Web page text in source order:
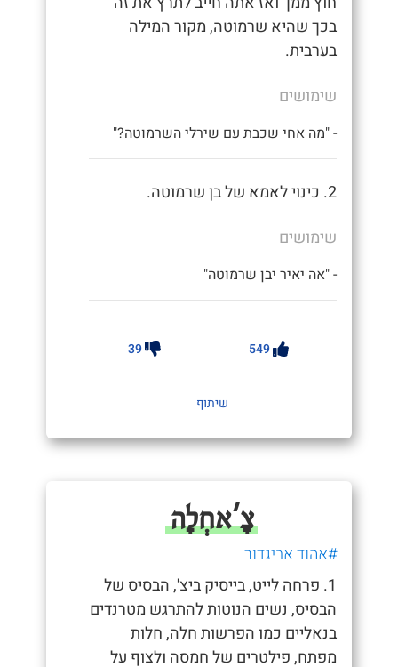
בכך שהיא שרמוטה, מקור המילה
בערבית.
שימושים
- "מה אחי שכבת עם שירלי השרמוטה?"
2. כינוי לאמא של בן שרמוטה.
שימושים
- "אה יאיר יבן שרמוטה"
549
39
שיתוף
צָ'אחְלָה
#אהוד אביגדור
1. פרחה לייט, בייסיק ביצ', הבסיס של
הבסיס, נשים הנוטות להתרגש מטרנדים
בנאליים כמו הפרשות חלה, חלות
מפתח, פילטרים של חמסה ולצוף על